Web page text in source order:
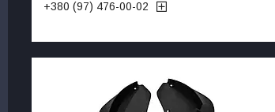
+380 (97) 476-00-02